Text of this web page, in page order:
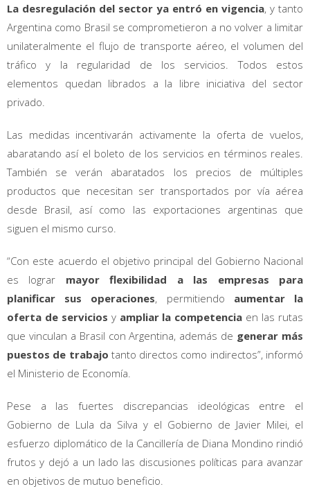
La desregulación del sector ya entró en vigencia, y tanto
Argentina como Brasil se comprometieron a no volver a limitar
unilateralmente el flujo de transporte aéreo, el volumen del
tráfico y la regularidad de los servicios. Todos estos
elementos quedan librados a la libre iniciativa del sector
privado.
Las medidas incentivarán activamente la oferta de vuelos,
abaratando así el boleto de los servicios en términos reales.
También se verán abaratados los precios de múltiples
productos que necesitan ser transportados por vía aérea
desde Brasil, así como las exportaciones argentinas que
siguen el mismo curso.
“Con este acuerdo el objetivo principal del Gobierno Nacional
es lograr mayor flexibilidad a las empresas para
planificar sus operaciones, permitiendo aumentar la
oferta de servicios y ampliar la competencia en las rutas
que vinculan a Brasil con Argentina, además de generar más
puestos de trabajo tanto directos como indirectos”, informó
el Ministerio de Economía.
Pese a las fuertes discrepancias ideológicas entre el
Gobierno de Lula da Silva y el Gobierno de Javier Milei, el
esfuerzo diplomático de la Cancillería de Diana Mondino rindió
frutos y dejó a un lado las discusiones políticas para avanzar
en objetivos de mutuo beneficio.